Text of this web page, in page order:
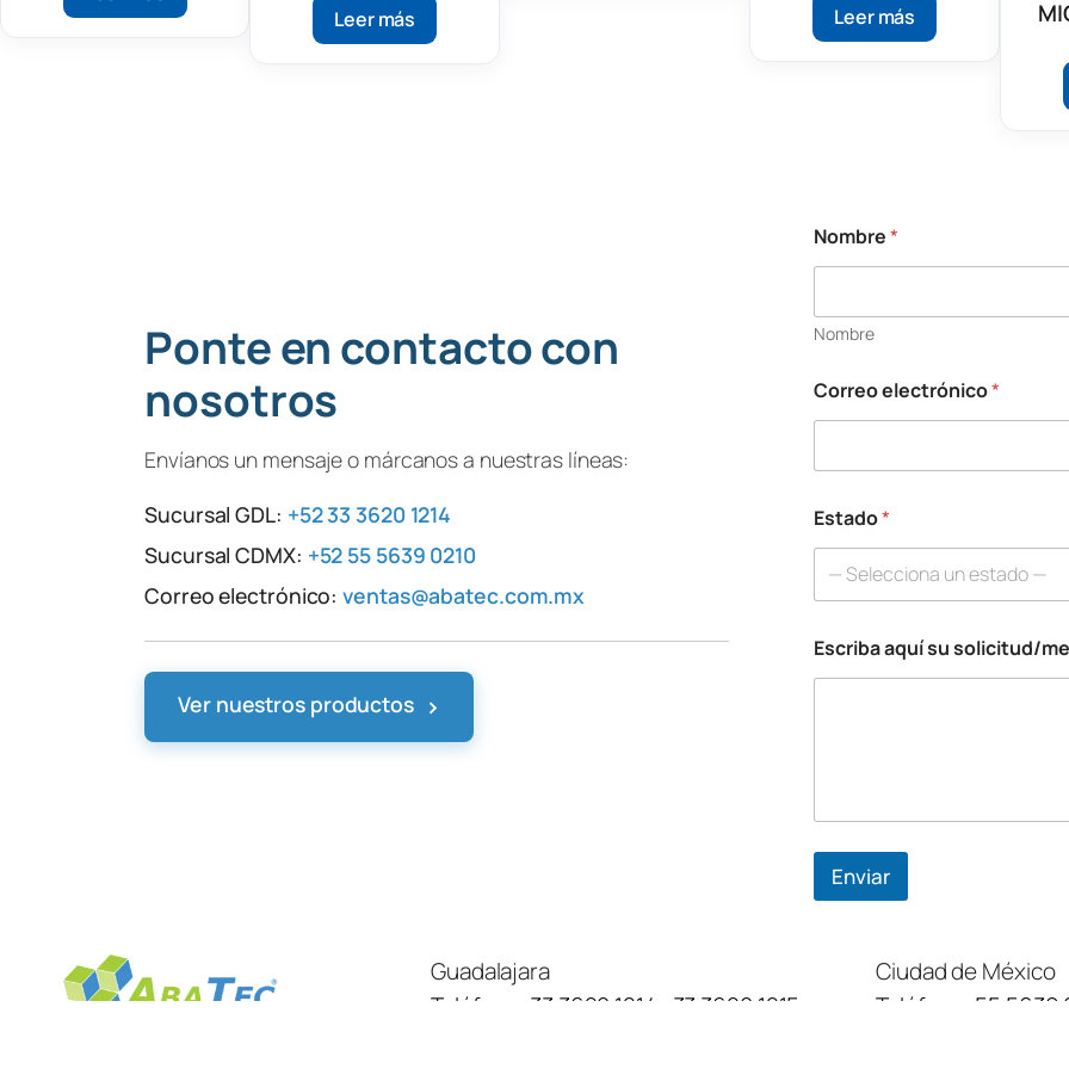
Leer más Leer más
Ponte en contacto con
nosotros
Envíanos un mensaje o márcanos a nuestras líneas:
Sucursal GDL: +52 33 3620 1214
Sucursal CDMX: +52 55 5639 0210
Correo electrónico:ventas@abatec.com.mx
Ver nuestros productos ›
Nombre*
Nombre
Correo electrónico*
Estado*
— Selecciona un estado —
Escriba aquí su solicitud/
Enviar
Guadalajara
Teléfono: 33 3620 1214
33 3620 1215
Ciudad de México
Teléfono:
55 5639